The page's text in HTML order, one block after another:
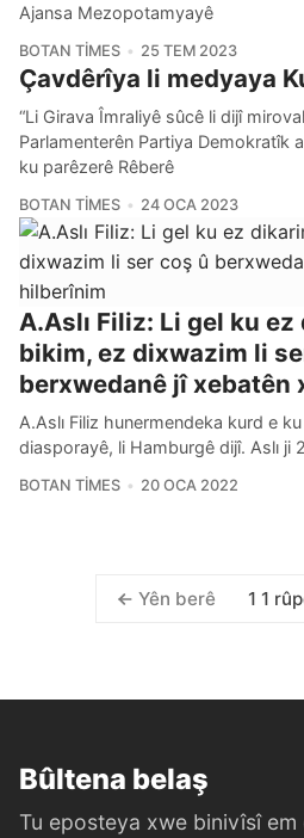
Ajansa Mezopotamyayê
BOTAN TIMES 25 TEM 2023
Çavdêrîya li medyaya
“Li Girava Îmraliyê sûcê li dijî
Parlamenterên Partiya Demokratîk
ku parêzerê Rêberê
BOTAN TIMES 24 OCA 2023
A.Aslı Filiz: Li gel ku
bikim, ez dixwazim li
berxwedanê jî xebatên
A.Aslı Filiz hunermendeka kurd e
diasporayê, li Hamburgê dijî. Aslı ji
BOTAN TIMES 20 OCA 2022
Yên berê 1 1
Bûltena belaş
Tu eposteya xwe binivîsî em